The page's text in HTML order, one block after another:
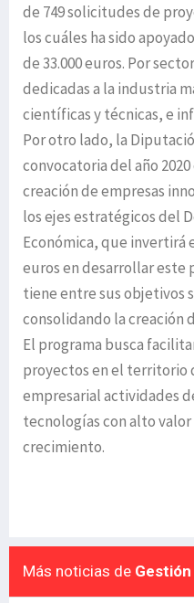
de 749 solicitudes de
los cuáles ha sido
de 33.000 euros. Por
dedicadas a la industria
científicas y técnicas, e
Por otro lado, la
convocatoria del año
creación de empresas
los ejes estratégicos del
Económica, que invertirá
euros en desarrollar este
tiene entre sus objetivos
consolidando la creación
El programa busca
proyectos en el territorio
empresarial actividades
tecnologías con alto
crecimiento.
Más noticias de